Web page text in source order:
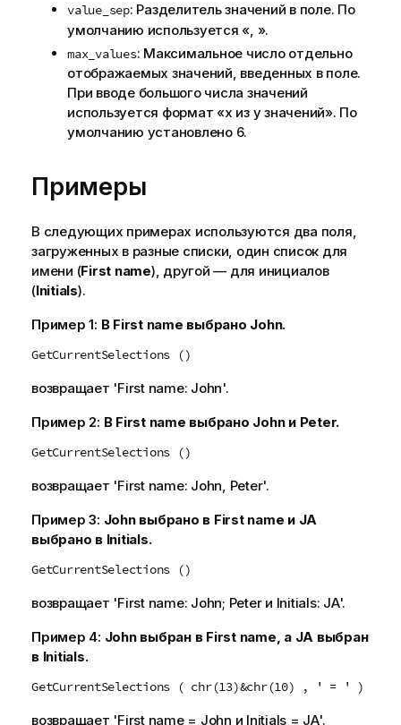
value_sep: Разделитель значений в поле. По
умолчанию используется «, ».
max_values: Максимальное число отдельно
отображаемых значений, введенных в поле.
При вводе большого числа значений
используется формат «x из y значений». По
умолчанию установлено 6.
Примеры
В следующих примерах используются два поля,
загруженных в разные списки, один список для
имени (First name), другой — для инициалов
(Initials).
Пример 1: В First name выбрано John.
GetCurrentSelections ()
возвращает 'First name: John'.
Пример 2: В First name выбрано Johnи Peter.
GetCurrentSelections ()
возвращает 'First name: John, Peter'.
Пример 3: Johnвыбрано в First name и JA
выбрано в Initials.
GetCurrentSelections ()
возвращает 'First name: John; Peterи Initials: JA'.
Пример 4: Johnвыбран в First name, а JA выбран
в Initials.
GetCurrentSelections ( chr(13)&chr(10) , ' = ' )
возвращает 'First name = John и Initials = JA'.